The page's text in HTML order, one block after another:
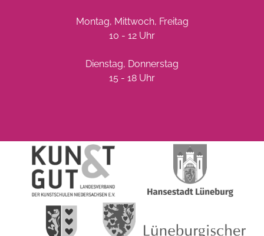
Montag, Mittwoch, Freitag
10 - 12 Uhr
Dienstag, Donnerstag
15 - 18 Uhr